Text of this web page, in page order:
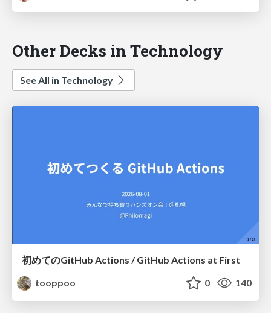
Other Decks in Technology
See All in Technology
初めてのGitHub Actions / GitHub Actions at First
tooppoo
0 140